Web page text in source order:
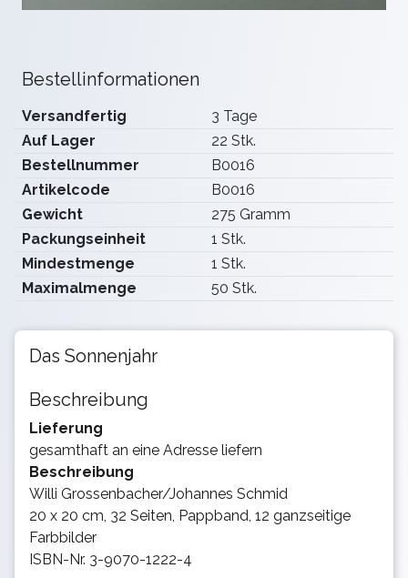
Bestellinformationen
Versandfertig
3 Tage
Auf Lager
22 Stk.
Bestellnummer
B0016
Artikelcode
B0016
Gewicht
275 Gramm
Packungseinheit
1 Stk.
Mindestmenge
1 Stk.
Maximalmenge
50 Stk.
Das Sonnenjahr
Beschreibung
Lieferung
gesamthaft an eine Adresse liefern
Beschreibung
Willi Grossenbacher/Johannes Schmid
20 x 20 cm, 32 Seiten, Pappband, 12 ganzseitige
Farbbilder
ISBN-Nr. 3-9070-1222-4